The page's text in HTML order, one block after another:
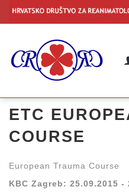
ETC
COURSE
European Trauma Course
KBC Zagreb: 25.09.2015 -